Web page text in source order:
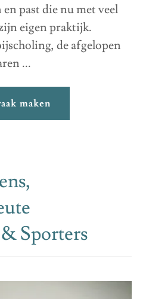
past die nu met veel
eigen praktijk.
de afgelopen
...
maken
Sporters